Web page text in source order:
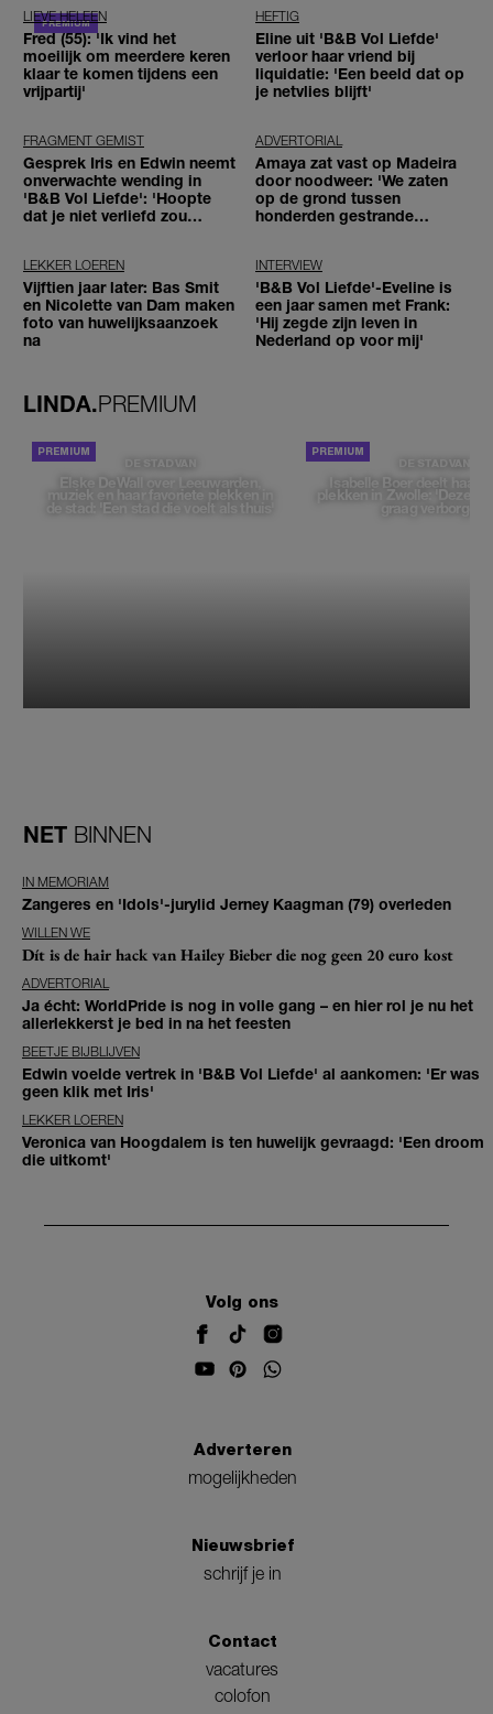
LIEVE HELEEN
Fred (55): 'Ik vind het
moeilijk om meerdere keren
klaar te komen tijdens een
vrijpartij'
HEFTIG
Eline uit 'B&B Vol Liefde'
verloor haar vriend bij
liquidatie: 'Een beeld dat op
je netvlies blijft'
FRAGMENT GEMIST
Gesprek Iris en Edwin neemt
onverwachte wending in
'B&B Vol Liefde': 'Hoopte
dat je niet verliefd zou
ADVERTORIAL
Amaya zat vast op Madeira
door noodweer: 'We zaten
op de grond tussen
honderden gestrande
LEKKER LOEREN
Vijftien jaar later: Bas Smit
en Nicolette van Dam maken
foto van huwelijksaanzoek
na
INTERVIEW
'B&B Vol Liefde'-Eveline is
een jaar samen met Frank:
'Hij zegde zijn leven in
Nederland op voor mij'
LINDA.PREMIUM
DE STAD VAN
Elske DeWall over Leeuwarden,
muziek en haar favoriete plekken in
de stad: 'Een stad die voelt als thuis'
DE STAD VAN
Isabelle Boer deelt haar
plekken in Zwolle: 'Deze
graag verborgen'
NET BINNEN
IN MEMORIAM
Zangeres en 'Idols'-jurylid Jerney Kaagman (79) overleden
WILLEN WE
Dít is de hair hack van Hailey Bieber die nog geen 20 euro kost
ADVERTORIAL
Ja écht: WorldPride is nog in volle gang – en hier rol je nu het
allerlekkerst je bed in na het feesten
BEETJE BIJBLIJVEN
Edwin voelde vertrek in 'B&B Vol Liefde' al aankomen: 'Er was
geen klik met Iris'
LEKKER LOEREN
Veronica van Hoogdalem is ten huwelijk gevraagd: 'Een droom
die uitkomt'
Volg ons
Adverteren
mogelijkheden
Nieuwsbrief
schrijf je in
Contact
vacatures
colofon